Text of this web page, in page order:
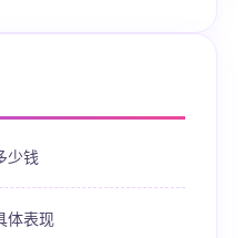
少钱
体表现